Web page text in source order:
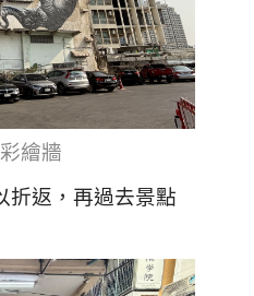
繪牆
折返，再過去景點